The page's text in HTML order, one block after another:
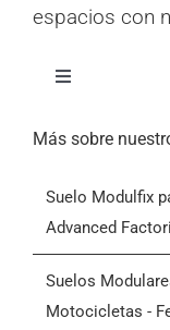
espacios con
Alternar
Inicio
Productos
Quiénes somos
Más sobre
Suelo Modulfix
Advanced
Suelos
Motocicletas -